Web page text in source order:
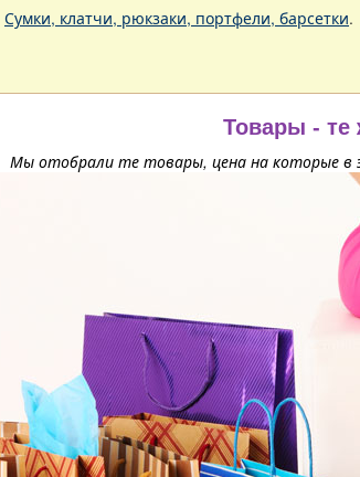
Сумки, клатчи, рюкзаки, портфели, барсетки.
Товары - те
Мы отобрали те товары, цена на которые в